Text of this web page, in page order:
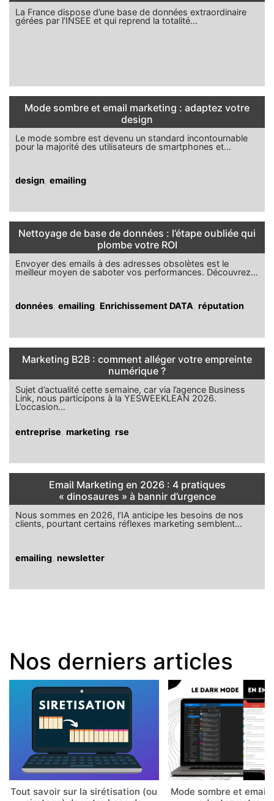
La France dispose d’une base de données extraordinaire
gérées par l’INSEE et qui reprend la totalité…
Mode sombre et email marketing : adaptez votre
design
Le mode sombre est devenu un standard incontournable
pour la majorité des utilisateurs de smartphones et…
design emailing
Nettoyage de base de données : l’étape oubliée qui
plombe votre ROI
Envoyer des emails à des adresses obsolètes est le
meilleur moyen de saboter vos performances. Découvrez…
données emailing Enrichissement DATA réputation
Marketing B2B : comment alléger votre empreinte
numérique ?
Sujet d’actualité cette semaine, car via l’agence Business
Link, nous participons à la YESWEEKLEAN 2026.
L’occasion…
entreprise marketing rse
Email Marketing en 2026 : 4 pratiques
« dinosaures » à bannir d’urgence
Nous sommes en 2026, l’IA anticipe les besoins de nos
clients, pourtant certains réflexes marketing semblent…
emailing newsletter
Nos derniers articles
Tout savoir sur la sirétisation (ou
Mode sombre et email